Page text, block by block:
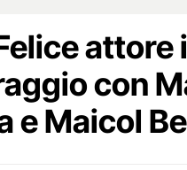
attore
con
e Maicol